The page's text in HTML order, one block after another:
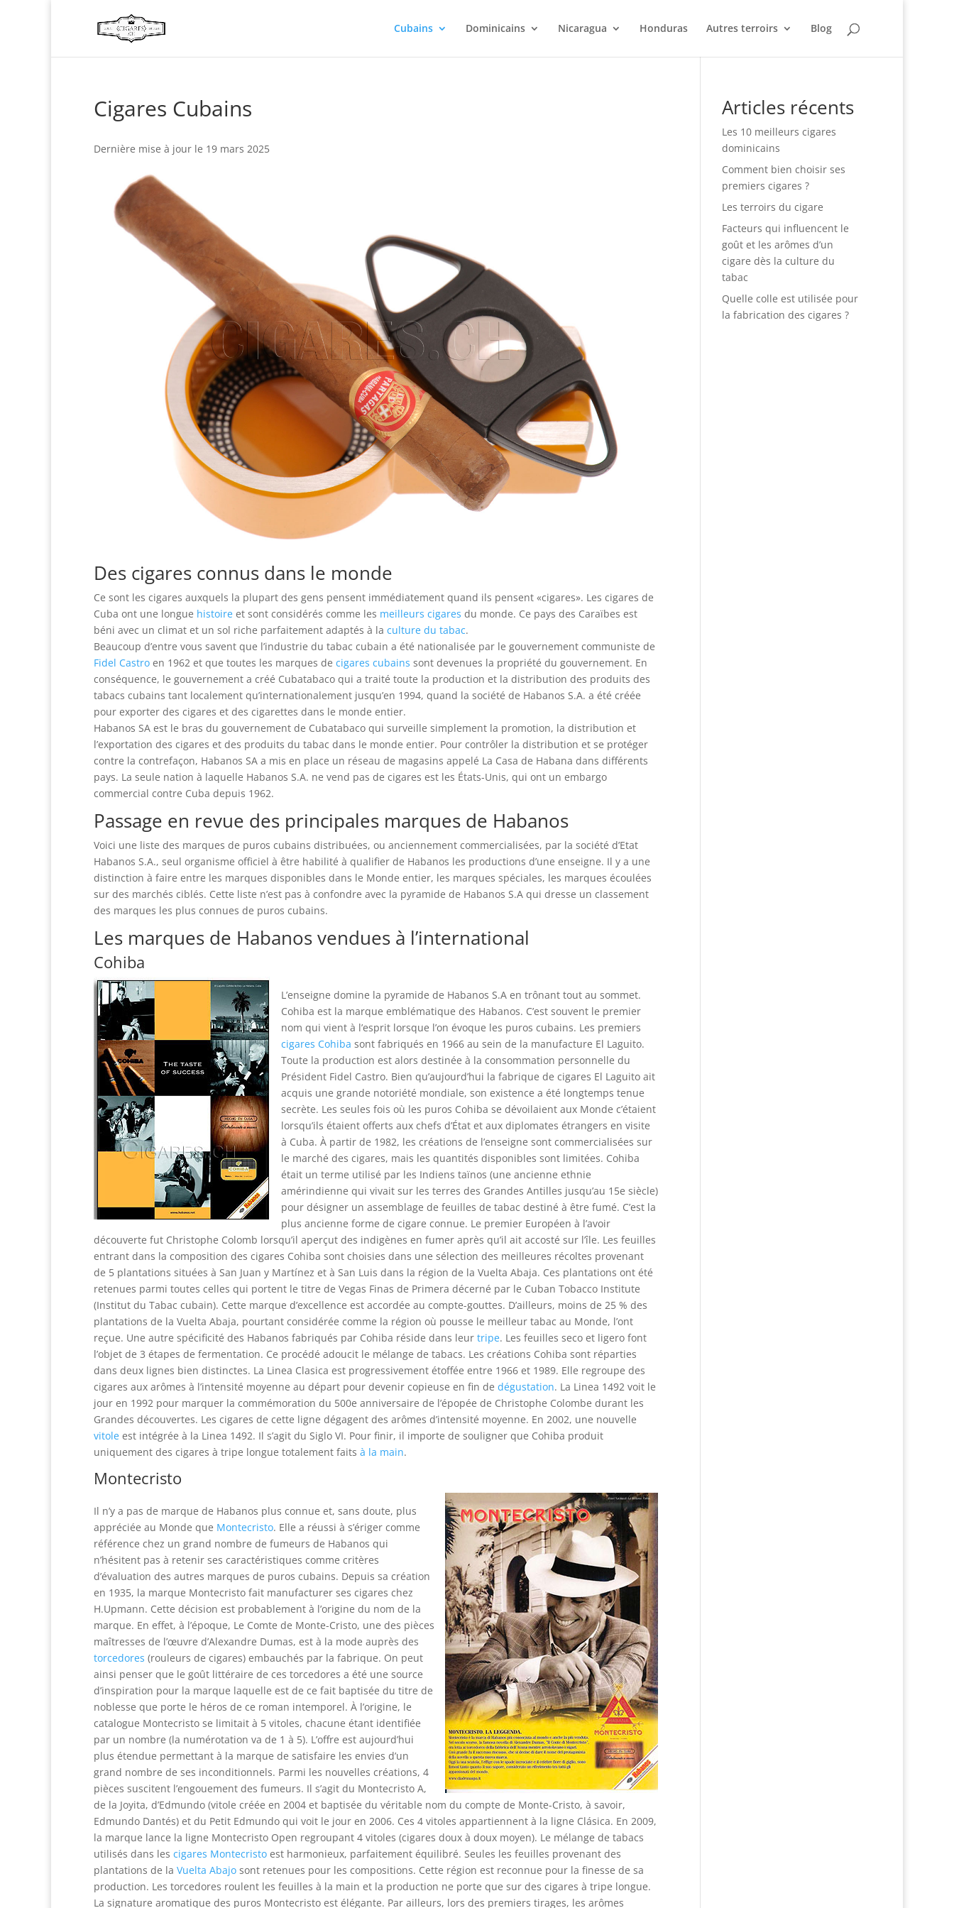
Cubains Dominicains Nicaragua Honduras Autres terroirs Blog
Cigares Cubains
Dernière mise à jour le 19 mars 2025
Des cigares connus dans le monde
Ce sont les cigares auxquels la plupart des gens pensent immédiatement quand ils pensent «cigares». Les cigares de
Cuba ont une longue histoire et sont considérés comme les meilleurs cigares du monde. Ce pays des Caraïbes est
béni avec un climat et un sol riche parfaitement adaptés à la culture du tabac.
Beaucoup d’entre vous savent que l’industrie du tabac cubain a été nationalisée par le gouvernement communiste de
Fidel Castro en 1962 et que toutes les marques de cigares cubains sont devenues la propriété du gouvernement. En
conséquence, le gouvernement a créé Cubatabaco qui a traité toute la production et la distribution des produits des
tabacs cubains tant localement qu’internationalement jusqu’en 1994, quand la société de Habanos S.A. a été créée
pour exporter des cigares et des cigarettes dans le monde entier.
Habanos SA est le bras du gouvernement de Cubatabaco qui surveille simplement la promotion, la distribution et
l’exportation des cigares et des produits du tabac dans le monde entier. Pour contrôler la distribution et se protéger
contre la contrefaçon, Habanos SA a mis en place un réseau de magasins appelé La Casa de Habana dans différents
pays. La seule nation à laquelle Habanos S.A. ne vend pas de cigares est les États-Unis, qui ont un embargo
commercial contre Cuba depuis 1962.
Passage en revue des principales marques de Habanos
Voici une liste des marques de puros cubains distribuées, ou anciennement commercialisées, par la société d’Etat
Habanos S.A., seul organisme officiel à être habilité à qualifier de Habanos les productions d’une enseigne. Il y a une
distinction à faire entre les marques disponibles dans le Monde entier, les marques spéciales, les marques écoulées
sur des marchés ciblés. Cette liste n’est pas à confondre avec la pyramide de Habanos S.A qui dresse un classement
des marques les plus connues de puros cubains.
Les marques de Habanos vendues à l’international
Cohiba
L’enseigne domine la pyramide de Habanos S.A en trônant tout au sommet.
Cohiba est la marque emblématique des Habanos. C’est souvent le premier
nom qui vient à l’esprit lorsque l’on évoque les puros cubains. Les premiers
cigares Cohiba sont fabriqués en 1966 au sein de la manufacture El Laguito.
Toute la production est alors destinée à la consommation personnelle du
Président Fidel Castro. Bien qu’aujourd’hui la fabrique de cigares El Laguito ait
acquis une grande notoriété mondiale, son existence a été longtemps tenue
secrète. Les seules fois où les puros Cohiba se dévoilaient aux Monde c’étaient
lorsqu’ils étaient offerts aux chefs d’État et aux diplomates étrangers en visite
à Cuba. À partir de 1982, les créations de l’enseigne sont commercialisées sur
le marché des cigares, mais les quantités disponibles sont limitées. Cohiba
était un terme utilisé par les Indiens taïnos (une ancienne ethnie
amérindienne qui vivait sur les terres des Grandes Antilles jusqu’au 15e siècle)
pour désigner un assemblage de feuilles de tabac destiné à être fumé. C’est la
plus ancienne forme de cigare connue. Le premier Européen à l’avoir
découverte fut Christophe Colomb lorsqu’il aperçut des indigènes en fumer après qu’il ait accosté sur l’île. Les feuilles
entrant dans la composition des cigares Cohiba sont choisies dans une sélection des meilleures récoltes provenant
de 5 plantations situées à San Juan y Martínez et à San Luis dans la région de la Vuelta Abaja. Ces plantations ont été
retenues parmi toutes celles qui portent le titre de Vegas Finas de Primera décerné par le Cuban Tobacco Institute
(Institut du Tabac cubain). Cette marque d’excellence est accordée au compte-gouttes. D’ailleurs, moins de 25 % des
plantations de la Vuelta Abaja, pourtant considérée comme la région où pousse le meilleur tabac au Monde, l’ont
reçue. Une autre spécificité des Habanos fabriqués par Cohiba réside dans leur tripe. Les feuilles seco et ligero font
l’objet de 3 étapes de fermentation. Ce procédé adoucit le mélange de tabacs. Les créations Cohiba sont réparties
dans deux lignes bien distinctes. La Linea Clasica est progressivement étoffée entre 1966 et 1989. Elle regroupe des
cigares aux arômes à l’intensité moyenne au départ pour devenir copieuse en fin de dégustation. La Linea 1492 voit le
jour en 1992 pour marquer la commémoration du 500e anniversaire de l’épopée de Christophe Colombe durant les
Grandes découvertes. Les cigares de cette ligne dégagent des arômes d’intensité moyenne. En 2002, une nouvelle
vitole est intégrée à la Linea 1492. Il s’agit du Siglo VI. Pour finir, il importe de souligner que Cohiba produit
uniquement des cigares à tripe longue totalement faits à la main.
Montecristo
Il n’y a pas de marque de Habanos plus connue et, sans doute, plus
appréciée au Monde que Montecristo. Elle a réussi à s’ériger comme
référence chez un grand nombre de fumeurs de Habanos qui
n’hésitent pas à retenir ses caractéristiques comme critères
d’évaluation des autres marques de puros cubains. Depuis sa création
en 1935, la marque Montecristo fait manufacturer ses cigares chez
H.Upmann. Cette décision est probablement à l’origine du nom de la
marque. En effet, à l’époque, Le Comte de Monte-Cristo, une des pièces
maîtresses de l’œuvre d’Alexandre Dumas, est à la mode auprès des
torcedores (rouleurs de cigares) embauchés par la fabrique. On peut
ainsi penser que le goût littéraire de ces torcedores a été une source
d’inspiration pour la marque laquelle est de ce fait baptisée du titre de
noblesse que porte le héros de ce roman intemporel. À l’origine, le
catalogue Montecristo se limitait à 5 vitoles, chacune étant identifiée
par un nombre (la numérotation va de 1 à 5). L’offre est aujourd’hui
plus étendue permettant à la marque de satisfaire les envies d’un
grand nombre de ses inconditionnels. Parmi les nouvelles créations, 4
pièces suscitent l’engouement des fumeurs. Il s’agit du Montecristo A,
de la Joyita, d’Edmundo (vitole créée en 2004 et baptisée du véritable nom du compte de Monte-Cristo, à savoir,
Edmundo Dantés) et du Petit Edmundo qui voit le jour en 2006. Ces 4 vitoles appartiennent à la ligne Clásica. En 2009,
la marque lance la ligne Montecristo Open regroupant 4 vitoles (cigares doux à doux moyen). Le mélange de tabacs
utilisés dans les cigares Montecristo est harmonieux, parfaitement équilibré. Seules les feuilles provenant des
plantations de la Vuelta Abajo sont retenues pour les compositions. Cette région est reconnue pour la finesse de sa
production. Les torcedores roulent les feuilles à la main et la production ne porte que sur des cigares à tripe longue.
La signature aromatique des puros Montecristo est élégante. Par ailleurs, lors des premiers tirages, les arômes
Articles récents
Les 10 meilleurs cigares
dominicains
Comment bien choisir ses
premiers cigares ?
Les terroirs du cigare
Facteurs qui influencent le
goût et les arômes d’un
cigare dès la culture du
tabac
Quelle colle est utilisée pour
la fabrication des cigares ?